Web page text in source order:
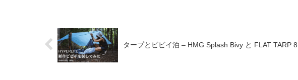
タープとビビイ泊 – HMG Splash Bivy と FLAT TARP